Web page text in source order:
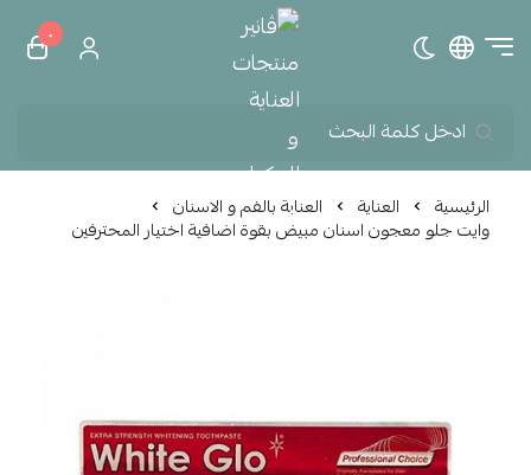
تبديل الوضع الداكنڤانير منتجات العناية و
٠
الرئيسية العناية العناية بالفم و الاسنان
وايت جلو معجون اسنان مبيض بقوة اضافية اختيار المحترفين